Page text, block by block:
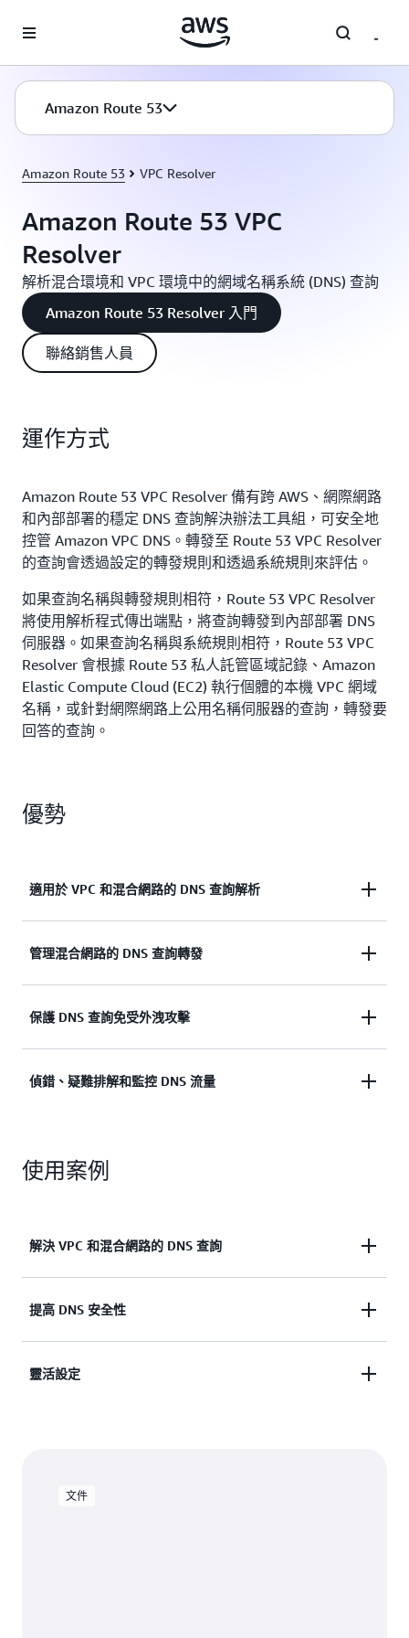
Amazon Route 53
Amazon Route 53 VPC Resolver
Amazon Route 53 VPC
Resolver
解析混合環境和 VPC 環境中的網域名稱系統 (DNS) 查詢
Amazon Route 53 Resolver 入門
聯絡銷售人員
運作方式
Amazon Route 53 VPC Resolver 備有跨 AWS、網際網路
和內部部署的穩定 DNS 查詢解決辦法工具組，可安全地
控管 Amazon VPC DNS。轉發至 Route 53 VPC Resolver
的查詢會透過設定的轉發規則和透過系統規則來評估。
如果查詢名稱與轉發規則相符，Route 53 VPC Resolver
將使用解析程式傳出端點，將查詢轉發到內部部署 DNS
伺服器。如果查詢名稱與系統規則相符，Route 53 VPC
Resolver 會根據 Route 53 私人託管區域記錄、Amazon
Elastic Compute Cloud (EC2) 執行個體的本機 VPC 網域
名稱，或針對網際網路上公用名稱伺服器的查詢，轉發要
回答的查詢。
優勢
適用於 VPC 和混合網路的 DNS 查詢解析
允許 AWS 服務解析您的 VPC 和混合網路 (透過
管理混合網路的 DNS 查詢轉發
使用 Resolver 端點來管理混合網路的 DNS 查詢轉發
保護 DNS 查詢免受外洩攻擊
使用 Route 53 Resolver DNS Firewall 保護 DNS 查詢
偵錯、疑難排解和監控 DNS 流量
錯、疑難排解和監控，以深入了解 DNS 查詢
使用案例
解決 VPC 和混合網路的 DNS 查詢
解析程式會在 Amazon VPC 和 AWS Outposts 內對
VPC 之間的 DNS 命名空間。
提高 DNS 安全性
使用 Route 53 Resolver DNS Firewall 來定義防火牆
靈活設定
文件